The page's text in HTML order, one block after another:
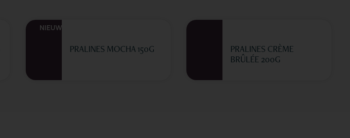
NIEUW
PRALINES MOCHA 150G
PRALINES CRÈME
BRÛLÉE 200G